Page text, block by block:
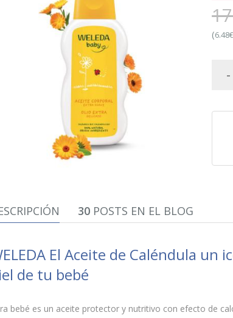
(
-
30POSTS EN EL BLOG
El Aceite de Caléndula un
de tu bebé
bebé es un aceite protector y nutritivo con efecto de